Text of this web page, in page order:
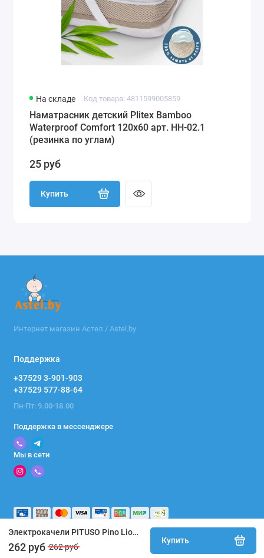
Электрокачели PITUSO Pino Lion/Лев 98213
262 руб 262 руб
Купить
На складе Код товара: 4811599005859
Наматрасник детский Plitex Bamboo
Waterproof Comfort 120х60 арт. НН-02.1
(резинка по углам)
25 руб
Купить
Интернет магазин Астел / Astel.by
Поддержка
+37529 3-901-903
+37529 577-88-64
Пн-Пт: 9.00-18.00
Поддержка в мессенджере
Мы в сети